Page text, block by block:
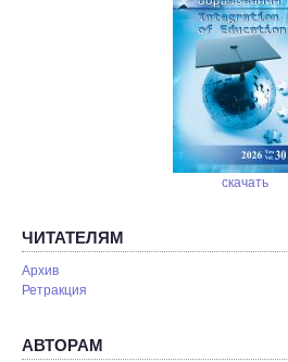
скачать
ЧИТАТЕЛЯМ
Архив
Ретракция
АВТОРАМ